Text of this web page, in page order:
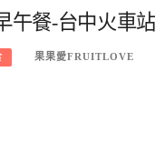
午餐-台中火車
果果愛FRUITLOVE